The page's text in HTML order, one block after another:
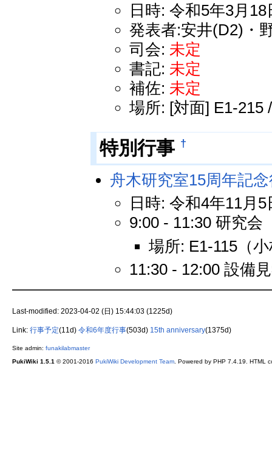
日時: 令和5年3月
発表者:安井(D2)・
司会: 未定
書記: 未定
補佐: 未定
場所: [対面] E1-215
特別行事 †
舟木研究室15周年記
日時: 令和4年11月
9:00 - 11:30 研究会
場所: E1-115（
11:30 - 12:00 設備
Last-modified: 2023-04-02 (日) 15:44:03 (1225d)
Link: 行事予定(11d) 令和6年度行事(503d) 15th anniversary(1375d)
Site admin: funakilabmaster
PukiWiki 1.5.1 © 2001-2016 PukiWiki Development Team. Powered by PHP 7.4.19. HTML